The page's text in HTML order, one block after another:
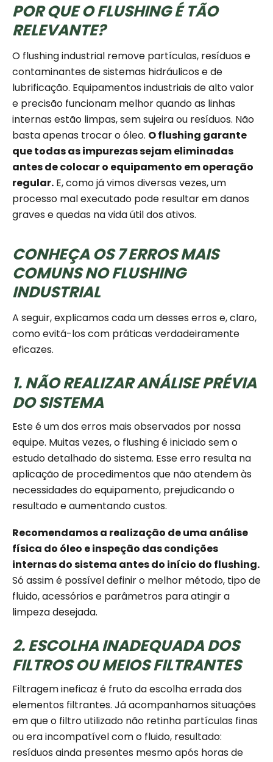
POR QUE O FLUSHING É TÃO
RELEVANTE?
O flushing industrial remove partículas, resíduos e
contaminantes de sistemas hidráulicos e de
lubrificação. Equipamentos industriais de alto valor
e precisão funcionam melhor quando as linhas
internas estão limpas, sem sujeira ou resíduos. Não
basta apenas trocar o óleo. O flushing garante
que todas as impurezas sejam eliminadas
antes de colocar o equipamento em operação
regular. E, como já vimos diversas vezes, um
processo mal executado pode resultar em danos
graves e quedas na vida útil dos ativos.
CONHEÇA OS 7 ERROS MAIS
COMUNS NO FLUSHING
INDUSTRIAL
A seguir, explicamos cada um desses erros e, claro,
como evitá-los com práticas verdadeiramente
eficazes.
1. NÃO REALIZAR ANÁLISE PRÉVIA
DO SISTEMA
Este é um dos erros mais observados por nossa
equipe. Muitas vezes, o flushing é iniciado sem o
estudo detalhado do sistema. Esse erro resulta na
aplicação de procedimentos que não atendem às
necessidades do equipamento, prejudicando o
resultado e aumentando custos.
Recomendamos a realização de uma análise
física do óleo e inspeção das condições
internas do sistema antes do início do flushing.
Só assim é possível definir o melhor método, tipo de
fluido, acessórios e parâmetros para atingir a
limpeza desejada.
2. ESCOLHA INADEQUADA DOS
FILTROS OU MEIOS FILTRANTES
Filtragem ineficaz é fruto da escolha errada dos
elementos filtrantes. Já acompanhamos situações
em que o filtro utilizado não retinha partículas finas
ou era incompatível com o fluido, resultado:
resíduos ainda presentes mesmo após horas de